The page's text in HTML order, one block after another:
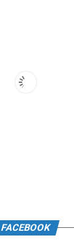
FACEBOOK